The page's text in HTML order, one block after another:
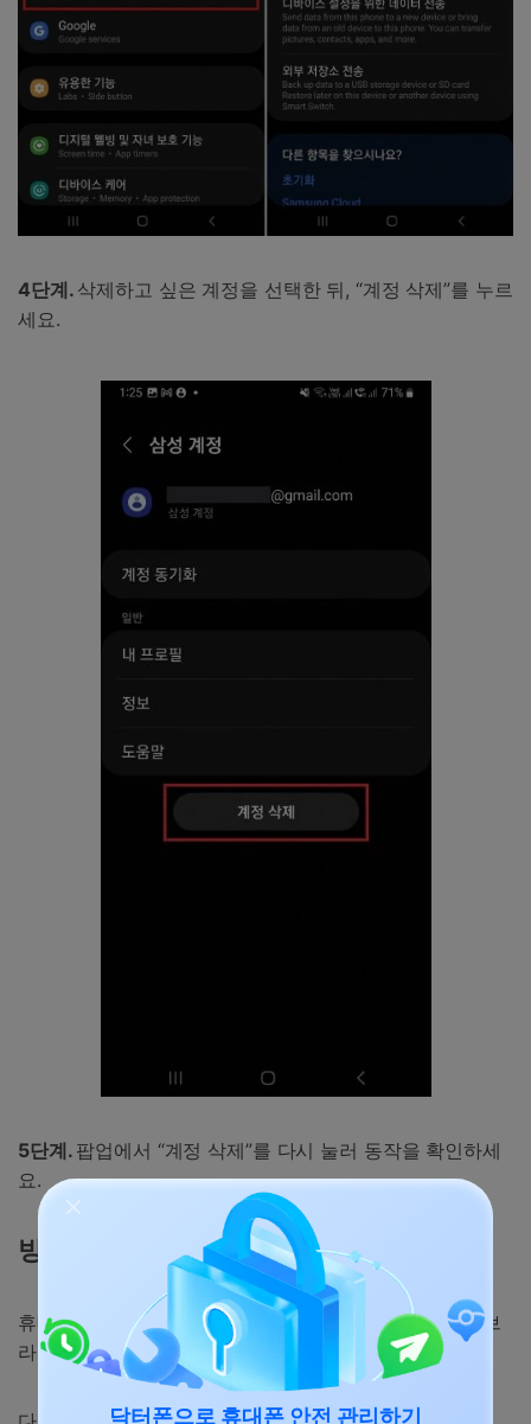
4단계. 삭제하고 싶은 계정을 선택한 뒤, “계정 삭제”를 누르
세요.
5단계. 팝업에서 “계정 삭제”를 다시 눌러 동작을 확인하세
요.
방법 3: 원격으로 삼성 재활성화 잠금 끄기
휴대폰에 접근이 안되지만 계정 정보를 알고 있다면, 웹 브
라우저를 이용해 재활성화 잠금을 끌 수 있습니다.
닥터폰으로 휴대폰 안전 관리하기